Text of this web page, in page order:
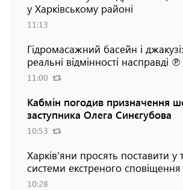
у Харківському районі
11:13
Гідромасажний басейн і
реальні відмінності насправді ℗
11:00
Кабмін погодив призначення
заступника Олега Синєгубова
10:53
Харків'яни просять поставити у
системи екстреного сповіщення
10:28